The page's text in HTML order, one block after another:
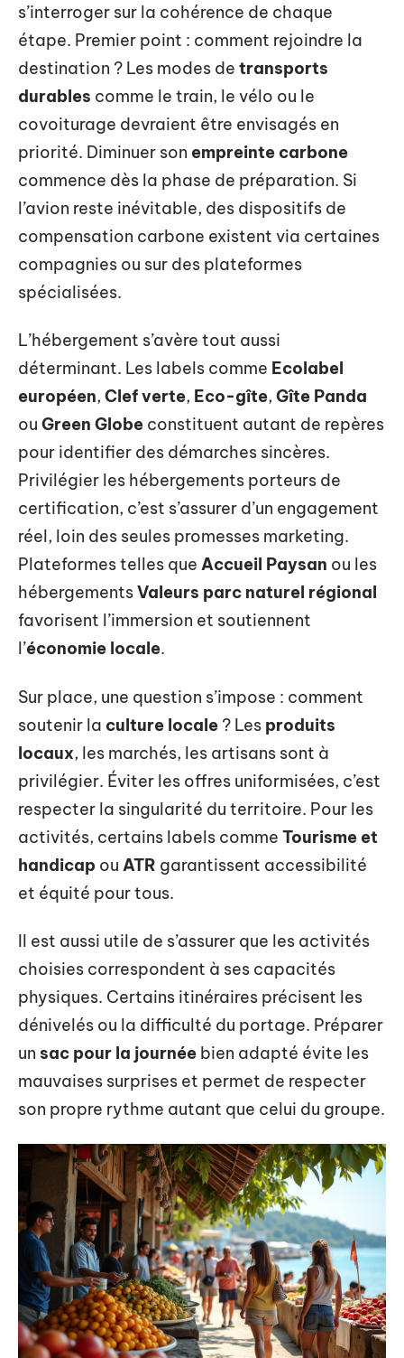
s’interroger sur la cohérence de chaque
étape. Premier point : comment rejoindre la
destination ? Les modes de transports
durables comme le train, le vélo ou le
covoiturage devraient être envisagés en
priorité. Diminuer son empreinte carbone
commence dès la phase de préparation. Si
l’avion reste inévitable, des dispositifs de
compensation carbone existent via certaines
compagnies ou sur des plateformes
spécialisées.
L’hébergement s’avère tout aussi
déterminant. Les labels comme Ecolabel
européen, Clef verte, Eco-gîte, Gîte Panda
ou Green Globe constituent autant de repères
pour identifier des démarches sincères.
Privilégier les hébergements porteurs de
certification, c’est s’assurer d’un engagement
réel, loin des seules promesses marketing.
Plateformes telles que Accueil Paysan ou les
hébergementsValeurs parc naturel régional
favorisent l’immersion et soutiennent
l’économie locale.
Sur place, une question s’impose : comment
soutenir la culture locale ? Les produits
locaux, les marchés, les artisans sont à
privilégier. Éviter les offres uniformisées, c’est
respecter la singularité du territoire. Pour les
activités, certains labels comme Tourisme et
handicap ou ATR garantissent accessibilité
et équité pour tous.
Il est aussi utile de s’assurer que les activités
choisies correspondent à ses capacités
physiques. Certains itinéraires précisent les
dénivelés ou la difficulté du portage. Préparer
un sac pour la journée bien adapté évite les
mauvaises surprises et permet de respecter
son propre rythme autant que celui du groupe.